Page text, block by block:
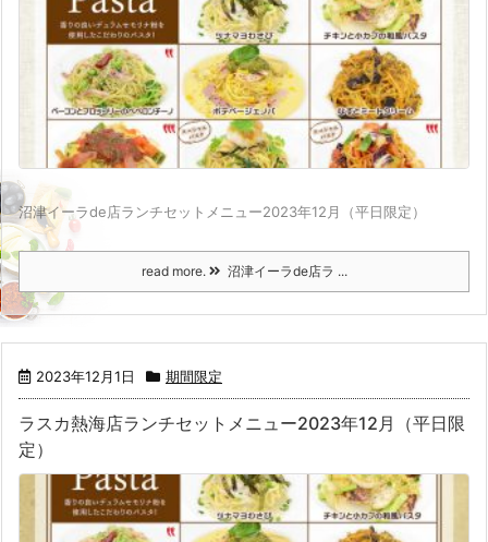
沼津イーラde店ランチセットメニュー2023年12月（平日限定）
read more. 沼津イーラde店ラ ...
2023年12月1日 期間限定
ラスカ熱海店ランチセットメニュー2023年12月（平日限
定）